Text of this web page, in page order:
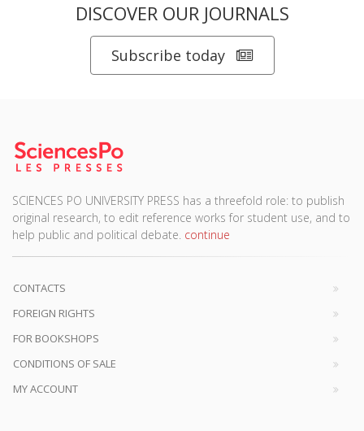
DISCOVER OUR JOURNALS
Subscribe today
SCIENCES PO UNIVERSITY PRESS has a threefold role: to publish
original research, to edit reference works for student use, and to
help public and political debate. continue
CONTACTS
FOREIGN RIGHTS
FOR BOOKSHOPS
CONDITIONS OF SALE
MY ACCOUNT